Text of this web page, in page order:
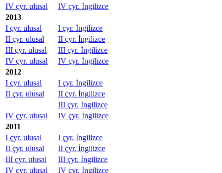
IV çyr. ulusal
IV çyr. İngilizce
2013
I çyr. ulusal
I çyr. İngilizce
II çyr. ulusal
II çyr. İngilizce
III çyr. ulusal
III çyr. İngilizce
IV çyr. ulusal
IV çyr. İngilizce
2012
I çyr. ulusal
I çyr. İngilizce
II çyr. ulusal
II çyr. İngilizce
III çyr. İngilizce
IV çyr. ulusal
IV çyr. İngilizce
2011
I çyr. ulusal
I çyr. İngilizce
II çyr. ulusal
II çyr. İngilizce
III çyr. ulusal
III çyr. İngilizce
IV çyr. ulusal
IV çyr. İngilizce